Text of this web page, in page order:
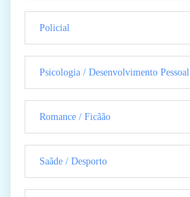
Policial
Psicologia / Desenvolvimento Pessoal
Romance / Ficãão
Saãde / Desporto